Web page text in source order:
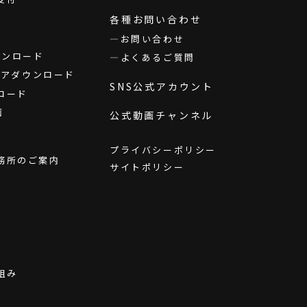
ロード
ダウンロード
ード
所のご案内
み
各種お問い合わせ
お問い合わせ
よくあるご質問
SNS公式アカウント
公式動画チャンネル
プライバシーポリシー
サイトポリシー